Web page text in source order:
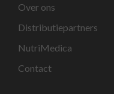
Over ons
Distributiepartners
NutriMedica
Contact